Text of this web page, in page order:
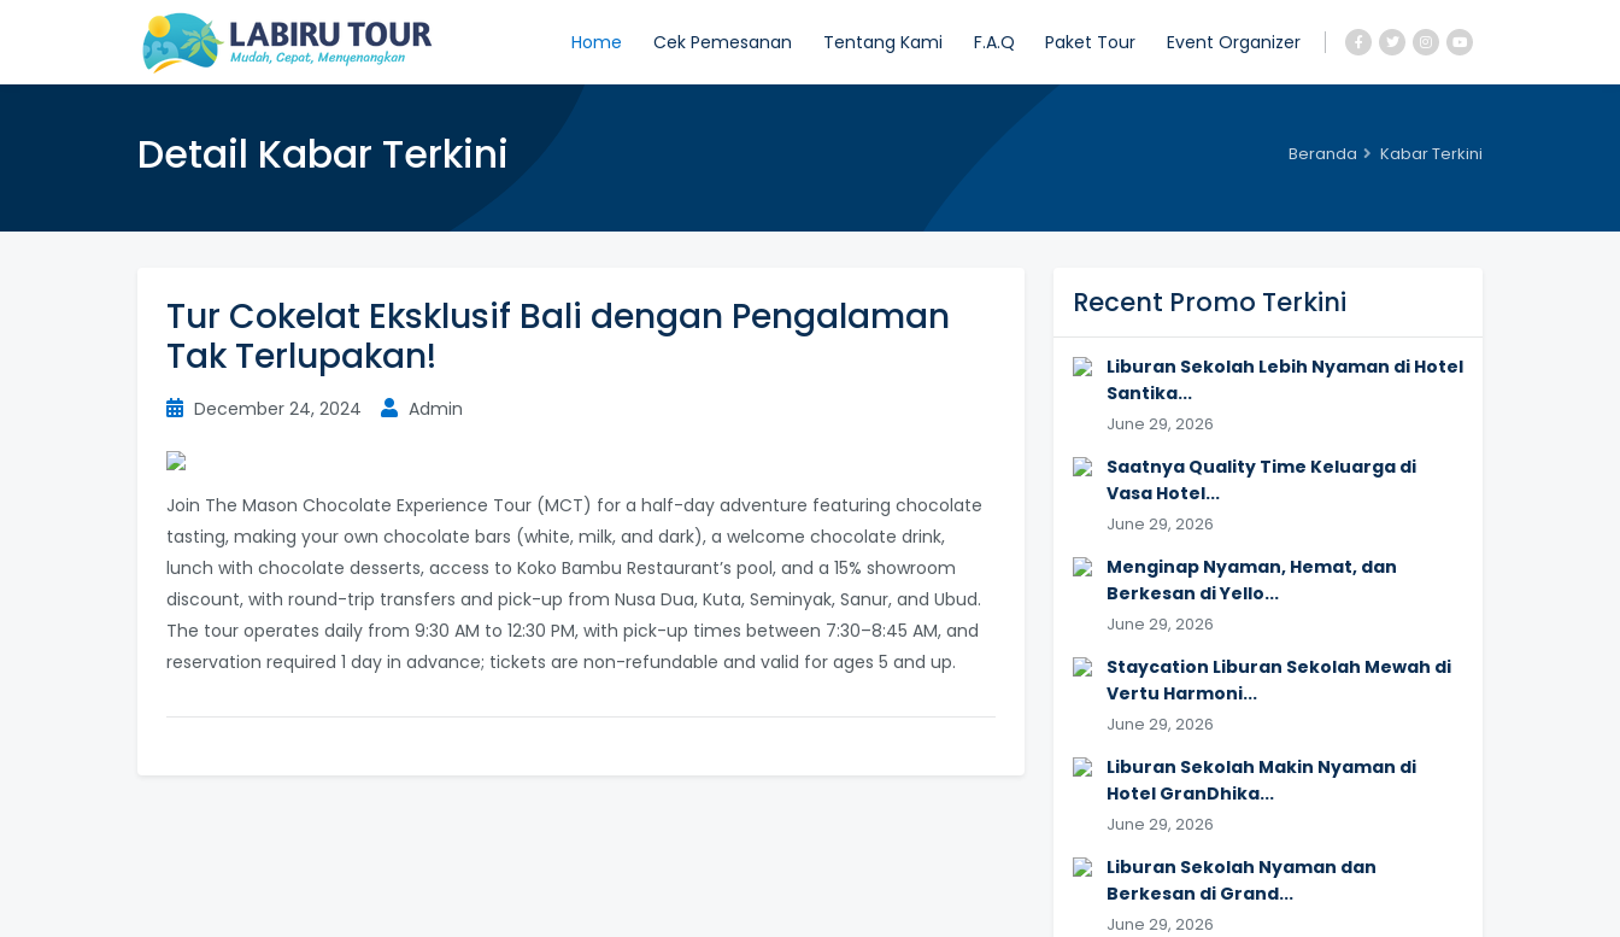
Home Cek Pemesanan Tentang Kami F.A.Q Paket Tour Event Organizer
Detail Kabar Terkini Beranda Kabar Terkini
Tur Cokelat Eksklusif Bali dengan Pengalaman
Tak Terlupakan!
December 24, 2024 Admin
Join The Mason Chocolate Experience Tour (MCT) for a half-day adventure featuring chocolate
tasting, making your own chocolate bars (white, milk, and dark), a welcome chocolate drink,
lunch with chocolate desserts, access to Koko Bambu Restaurant’s pool, and a 15% showroom
discount, with round-trip transfers and pick-up from Nusa Dua, Kuta, Seminyak, Sanur, and Ubud.
The tour operates daily from 9:30 AM to 12:30 PM, with pick-up times between 7:30–8:45 AM, and
reservation required 1 day in advance; tickets are non-refundable and valid for ages 5 and up.
Recent Promo Terkini
Liburan Sekolah Lebih Nyaman di Hotel
Santika...
June 29, 2026
Saatnya Quality Time Keluarga di
Vasa Hotel...
June 29, 2026
Menginap Nyaman, Hemat, dan
Berkesan di Yello...
June 29, 2026
Staycation Liburan Sekolah Mewah di
Vertu Harmoni...
June 29, 2026
Liburan Sekolah Makin Nyaman di
Hotel GranDhika...
June 29, 2026
Liburan Sekolah Nyaman dan
Berkesan di Grand...
June 29, 2026